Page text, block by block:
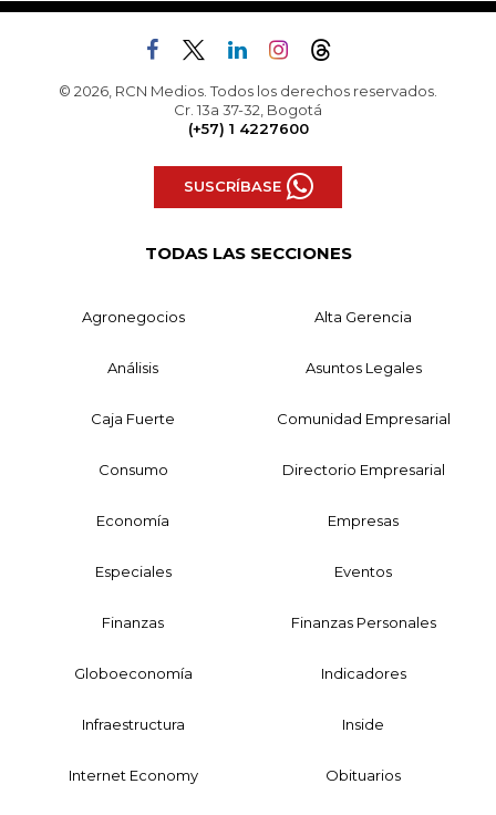
© 2026, RCN Medios. Todos los derechos reservados.
Cr. 13a 37-32, Bogotá
(+57) 1 4227600
SUSCRÍBASE
TODAS LAS SECCIONES
Agronegocios Alta Gerencia
Análisis Asuntos Legales
Caja Fuerte Comunidad Empresarial
Consumo Directorio Empresarial
Economía Empresas
Especiales Eventos
Finanzas Finanzas Personales
Globoeconomía Indicadores
Infraestructura Inside
Internet Economy Obituarios